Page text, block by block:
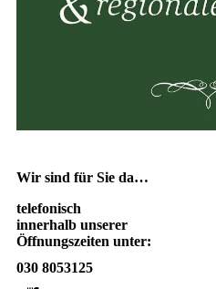
Wir sind für Sie da…
telefonisch
innerhalb unserer
Öffnungszeiten unter:
030 8053125